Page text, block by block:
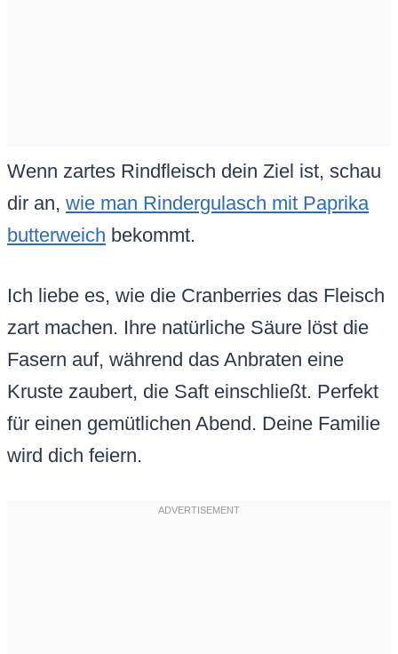
Wenn zartes Rindfleisch dein Ziel ist, schau
dir an, wie man Rindergulasch mit Paprika
butterweich bekommt.
Ich liebe es, wie die Cranberries das Fleisch
zart machen. Ihre natürliche Säure löst die
Fasern auf, während das Anbraten eine
Kruste zaubert, die Saft einschließt. Perfekt
für einen gemütlichen Abend. Deine Familie
wird dich feiern.